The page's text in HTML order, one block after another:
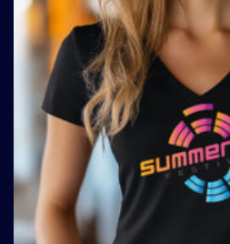
auf.
Die
Optionen
können
Produktseite
gewählt
werden